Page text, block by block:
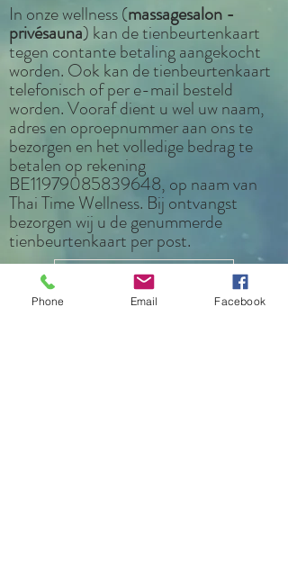
In onze wellness (massagesalon -
privésauna) kan de tienbeurtenkaart
tegen contante betaling aangekocht
worden. Ook kan de tienbeurtenkaart
telefonisch of per e-mail besteld
worden. Vooraf dient u wel uw naam,
adres en oproepnummer aan ons te
bezorgen en het volledige bedrag te
betalen op rekening
BE11979085839648, op naam van
Thai Time Wellness. Bij ontvangst
bezorgen wij u de genummerde
tienbeurtenkaart per post.
Bel ons: 0493997184
Phone Email Facebook